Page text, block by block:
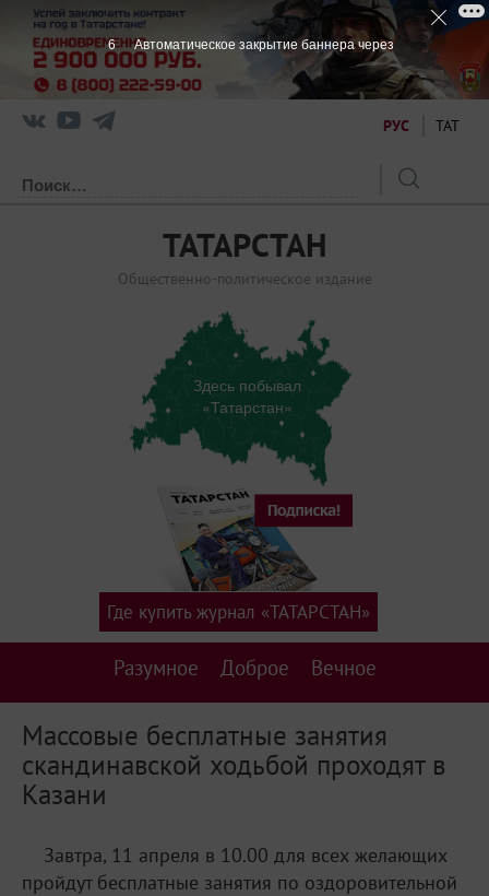
РУС ТАТ
ТАТАРСТАН
Общественно-политическое издание
Здесь побывал
«Татарстан»
Разумное Доброе Вечное
Где купить журнал «ТАТАРСТАН»
Массовые бесплатные занятия
скандинавской ходьбой проходят в
Казани
Завтра, 11 апреля в 10.00 для всех желающих
пройдут бесплатные занятия по оздоровительной
6 Автоматическое закрытие баннера через